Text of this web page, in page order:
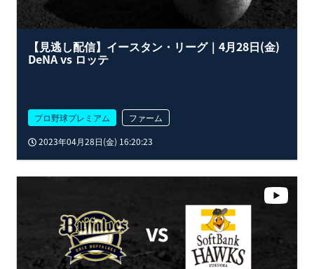
【見逃し配信】イースタン・リーグ｜4月28日(金)
DeNA vs ロッテ
プロ野球プレミアム
ファーム
2023年04月28日(金) 16:20:23